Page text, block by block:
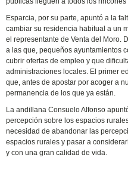
Esparcia, por su parte, apuntó a la
cambiar su residencia habitual a un
el representante de Venta del Moro.
a las que, pequeños ayuntamientos
cubrir ofertas de empleo y que
administraciones locales. El primer
que, antes de apostar por acoger a
permanencia de los que ya están.
La andillana Consuelo Alfonso
percepción sobre los espacios
necesidad de abandonar las
espacios rurales y pasar a
y con una gran calidad de vida.